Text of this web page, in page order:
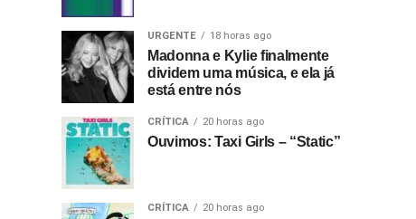
URGENTE 18 horas ago
Madonna e Kylie finalmente
dividem uma música, e ela já
está entre nós
CRÍTICA 20 horas ago
Ouvimos: Taxi Girls – “Static”
CRÍTICA 20 horas ago